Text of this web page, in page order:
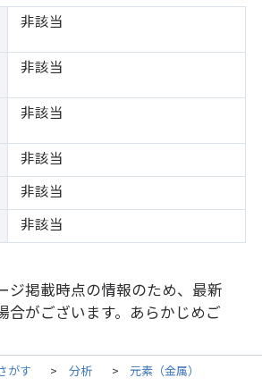
非該当
非該当
非該当
非該当
非該当
非該当
ジ掲載時点の情報のため、最新
合がございます。あらかじめご
がす > 分析 > 元素（金属）